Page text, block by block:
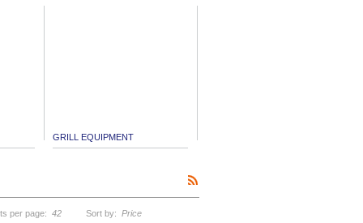
GRILL EQUIPMENT
Sort by: Price
per page: 42